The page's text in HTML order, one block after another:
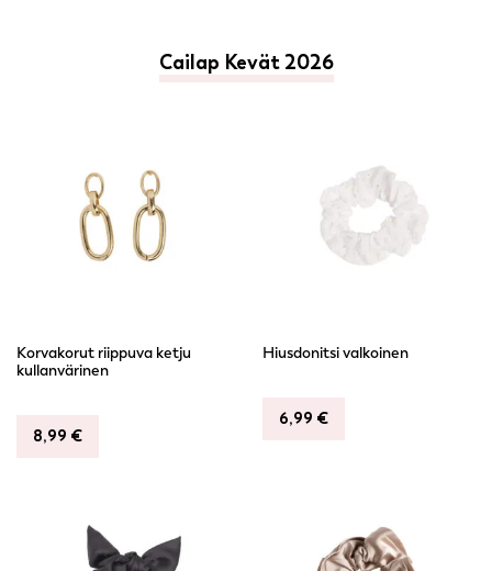
Cailap Kevät 2026
Korvakorut riippuva ketju
kullanvärinen
8,99 €
Hiusdonitsi valkoinen
6,99 €